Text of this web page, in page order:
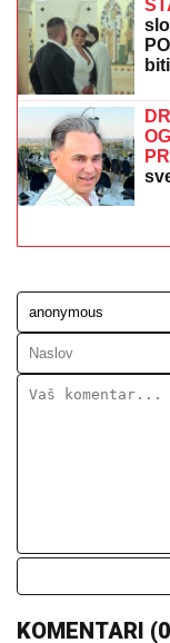
"UZNEMIREN
POŽARIMA"
EVAKUISANI",